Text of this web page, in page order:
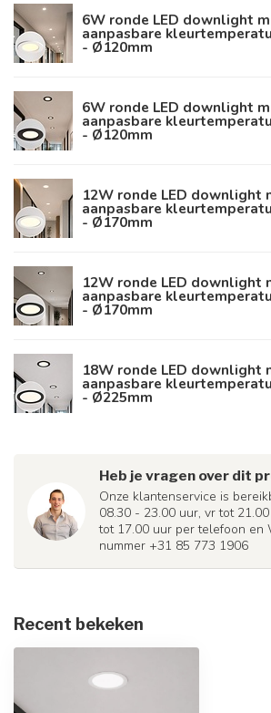
6W ronde LED downlight
aanpasbare
- Ø120mm
6W ronde LED downlight
aanpasbare
- Ø120mm
12W ronde LED downlight
aanpasbare
- Ø170mm
12W ronde LED downlight
aanpasbare
- Ø170mm
18W ronde LED downlight
aanpasbare
- Ø225mm
Heb je vragen over dit
Onze klantenservice is
08.30 - 23.00 uur, vr tot
tot 17.00 uur per telefoon en
nummer +31 85 773 1906
Recent bekeken